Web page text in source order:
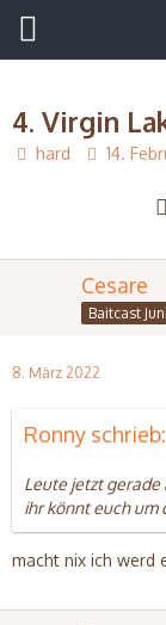
4. Virgin
hard 14.
Cesare
Baitcast
8. März 2022
Ronny schrieb:
Leute jetzt
ihr könnt euch um
macht nix ich werd